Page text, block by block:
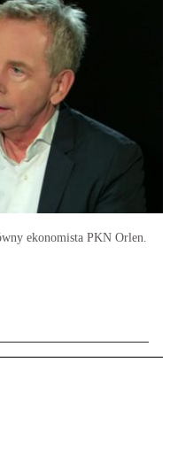
ekonomista PKN Orlen.